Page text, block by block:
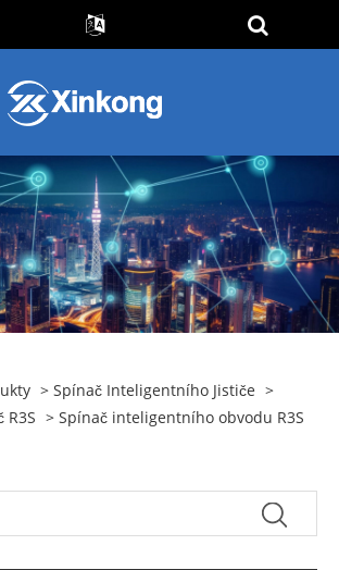
>Spínač Inteligentního Jističe >
R3S > Spínač inteligentního obvodu R3S